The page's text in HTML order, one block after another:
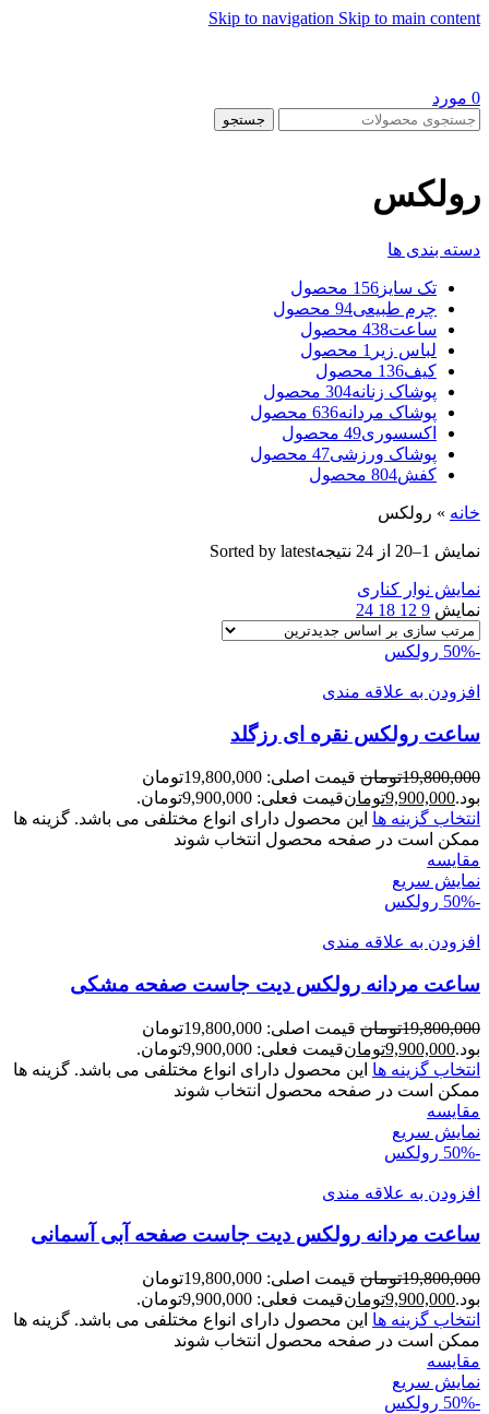
Skip to navigation Skip to main content
0 مورد
جستجو
رولکس
دسته بندی ها
تک سایز 156 محصول
چرم طبیعی94 محصول
ساعت438 محصول
لباس زیر 1 محصول
کیف136 محصول
پوشاک زنانه304 محصول
پوشاک مردانه636 محصول
اکسسوری49 محصول
پوشاک ورزشی47 محصول
کفش804 محصول
خانه » رولکس
نمایش 1–20 از 24 نتیجه Sorted by latest
نمایش نوار کناری
نمایش 9
12
18
24
-50% رولکس
افزودن به علاقه مندی
ساعت رولکس نقره ای رزگلد
19,800,000تومان
قیمت اصلی: 19,800,000تومان
بود.9,900,000تومانقیمت فعلی: 9,900,000تومان.
انتخاب گزینه ها این محصول دارای انواع مختلفی می باشد. گزینه ها
ممکن است در صفحه محصول انتخاب شوند
مقايسه
نمایش سریع
-50%
رولکس
افزودن به علاقه مندی
ساعت مردانه رولکس ديت جاست صفحه مشکی
19,800,000تومان
قیمت اصلی: 19,800,000تومان
بود.9,900,000تومانقیمت فعلی: 9,900,000تومان.
انتخاب گزینه ها این محصول دارای انواع مختلفی می باشد. گزینه ها
ممکن است در صفحه محصول انتخاب شوند
مقايسه
نمایش سریع
-50%
رولکس
افزودن به علاقه مندی
ساعت مردانه رولکس ديت جاست صفحه آبی آسمانی
19,800,000تومان
قیمت اصلی: 19,800,000تومان
بود.9,900,000تومانقیمت فعلی: 9,900,000تومان.
انتخاب گزینه ها این محصول دارای انواع مختلفی می باشد. گزینه ها
ممکن است در صفحه محصول انتخاب شوند
مقايسه
نمایش سریع
-50%
رولکس